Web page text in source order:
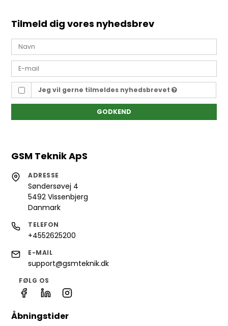
Tilmeld dig vores nyhedsbrev
Jeg vil gerne tilmeldes nyhedsbrevet
GODKEND
GSM Teknik ApS
ADRESSE
Søndersøvej 4
5492 Vissenbjerg
Danmark
TELEFON
+4552625200
E-MAIL
support@gsmteknik.dk
FØLG OS
Åbningstider